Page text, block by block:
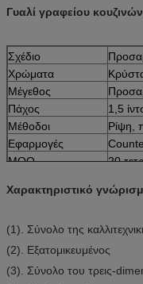
Γυαλί γραφείου κουζινών
Σχέδιο
Χρώματα
Μέγεθος
Πάχος
1,5
Μέθοδοι
Ρίψη,
Εφαρμογές
MOQ
20
Χαρακτηριστικό
(1). Σύνολο της
(2). Εξατομικευμένος
(3). Σύνολο του τρεις-